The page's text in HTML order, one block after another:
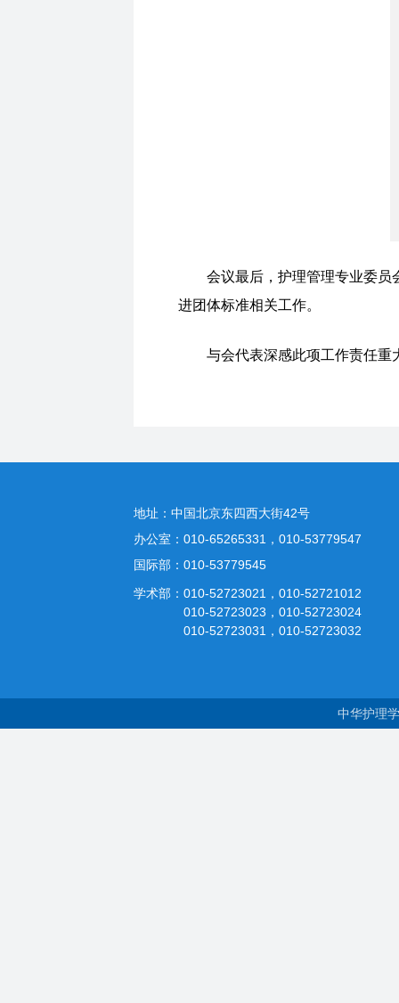
会议最后，护理管理专业委员
进团体标准相关工作。
与会代表深感此项工作责任重
地址：中国北京东四西大街42号
办公室：010-65265331，010-53779547
国际部：010-53779545
学术部：010-52723021，010-52721012
010-52723023，010-52723024
010-52723031，010-52723032
中华护理